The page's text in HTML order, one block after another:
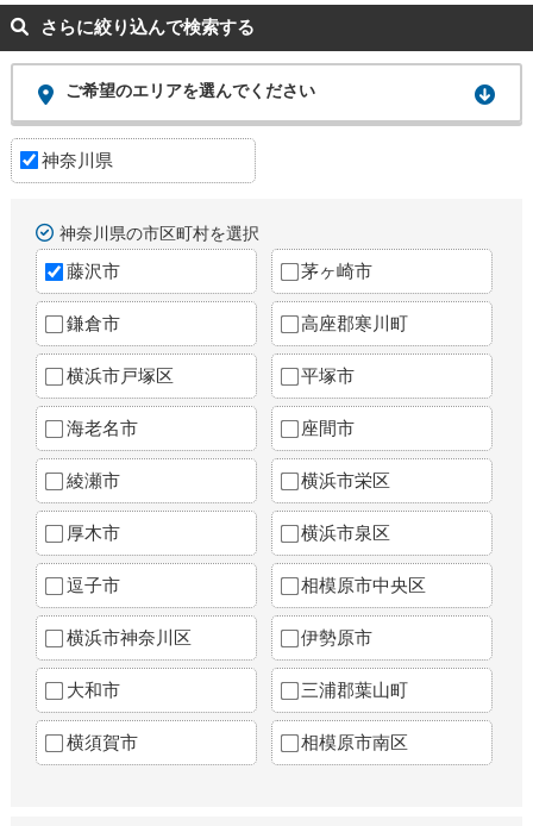
さらに絞り込んで検索する
ご希望のエリアを選んでください
神奈川県
神奈川県の市区町村を選択
藤沢市 茅ヶ崎市
鎌倉市 高座郡寒川町
横浜市戸塚区 平塚市
海老名市 座間市
綾瀬市 横浜市栄区
厚木市 横浜市泉区
逗子市 相模原市中央区
横浜市神奈川区 伊勢原市
大和市 三浦郡葉山町
横須賀市 相模原市南区